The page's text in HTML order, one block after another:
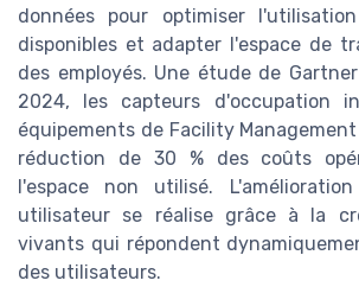
données pour optimiser
disponibles et adapter l'espace de
des employés. Une étude de
2024, les capteurs d'occupation
équipements de Facility
réduction de 30 % des coûts
l'espace non utilisé.
utilisateur se réalise grâce à la
vivants qui répondent
des utilisateurs.